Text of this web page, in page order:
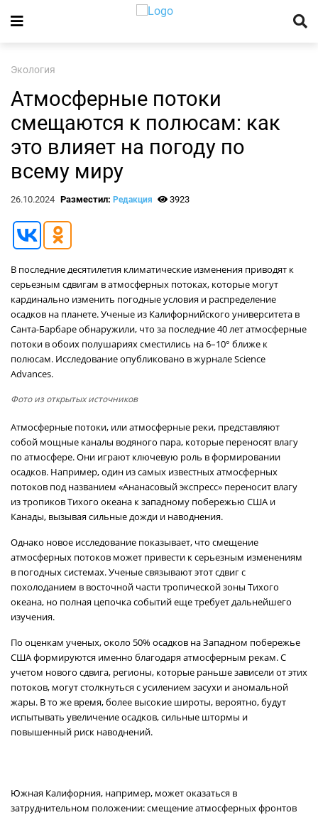
Экология
Атмосферные потоки
смещаются к полюсам: как
это влияет на погоду по
всему миру
26.10.2024 Разместил: Редакция 3923
В последние десятилетия климатические изменения приводят к
серьезным сдвигам в атмосферных потоках, которые могут
кардинально изменить погодные условия и распределение
осадков на планете. Ученые из Калифорнийского университета в
Санта-Барбаре обнаружили, что за последние 40 лет атмосферные
потоки в обоих полушариях сместились на 6–10° ближе к
полюсам. Исследование опубликовано в журнале Science
Advances.
Фото из открытых источников
Атмосферные потоки, или атмосферные реки, представляют
собой мощные каналы водяного пара, которые переносят влагу
по атмосфере. Они играют ключевую роль в формировании
осадков. Например, один из самых известных атмосферных
потоков под названием «Ананасовый экспресс» переносит влагу
из тропиков Тихого океана к западному побережью США и
Канады, вызывая сильные дожди и наводнения.
Однако новое исследование показывает, что смещение
атмосферных потоков может привести к серьезным изменениям
в погодных системах. Ученые связывают этот сдвиг с
похолоданием в восточной части тропической зоны Тихого
океана, но полная цепочка событий еще требует дальнейшего
изучения.
По оценкам ученых, около 50% осадков на Западном побережье
США формируются именно благодаря атмосферным рекам. С
учетом нового сдвига, регионы, которые раньше зависели от этих
потоков, могут столкнуться с усилением засухи и аномальной
жары. В то же время, более высокие широты, вероятно, будут
испытывать увеличение осадков, сильные штормы и
повышенный риск наводнений.
Южная Калифорния, например, может оказаться в
затруднительном положении: смещение атмосферных фронтов